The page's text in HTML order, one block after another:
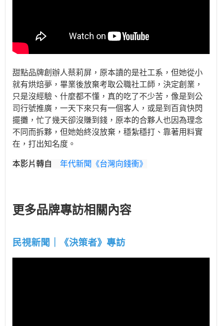
甜點品牌創辦人蔡莉屏，原本讀的是社工系，但她從小
就有烘焙夢，畢業後放棄考取公職社工師，決定創業，
只是沒經驗、什麼都不懂，真的吃了不少苦，像是到公
司行號推廣，一天下來只有一個客人，或是到百貨快閃
擺攤，忙了幾天卻沒賺到錢，原本的合夥人也因為理念
不同而拆夥，但她始終沒放棄，穩紮穩打、靠著用料實
在，打出知名度。
本影片轉自 年代新聞《台灣向錢衝》
更多品牌專訪相關內容
民視新聞｜《決策者》專訪